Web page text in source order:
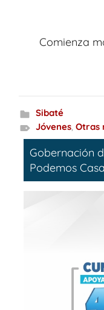
Comienza
Sibaté
Jóvenes, Otras
Gobernación
Podemos Casa